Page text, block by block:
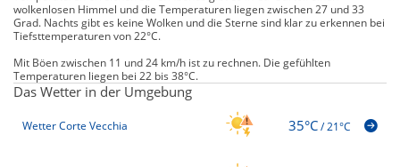
wolkenlosen Himmel und die Temperaturen liegen zwischen 27 und 33
Grad. Nachts gibt es keine Wolken und die Sterne sind klar zu erkennen bei
Tiefsttemperaturen von 22°C.
Mit Böen zwischen 11 und 24 km/h ist zu rechnen. Die gefühlten
Temperaturen liegen bei 22 bis 38°C.
Das Wetter in der Umgebung
Wetter Corte Vecchia 35°C/21°C